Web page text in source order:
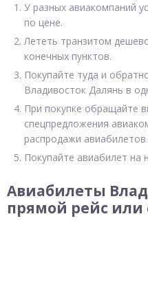
У разных авиакомпаний
по цене.
Лететь транзитом
конечных пунктов.
Покупайте туда и
Владивосток Далянь в
При покупке обращайте
спецпредложения
распродажи авиабилетов
Покупайте авиабилет на
Авиабилеты
прямой рейс или